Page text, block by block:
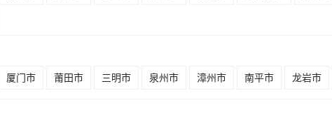
厦门市 莆田市 三明市 泉州市 漳州市 南平市 龙岩市